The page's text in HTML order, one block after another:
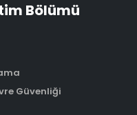
Bölümü
Güvenliği